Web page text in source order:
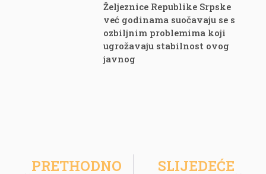
Željeznice Republike Srpske
već godinama suočavaju se s
ozbiljnim problemima koji
ugrožavaju stabilnost ovog
javnog
PRETHODNO SLIJEDEĆE